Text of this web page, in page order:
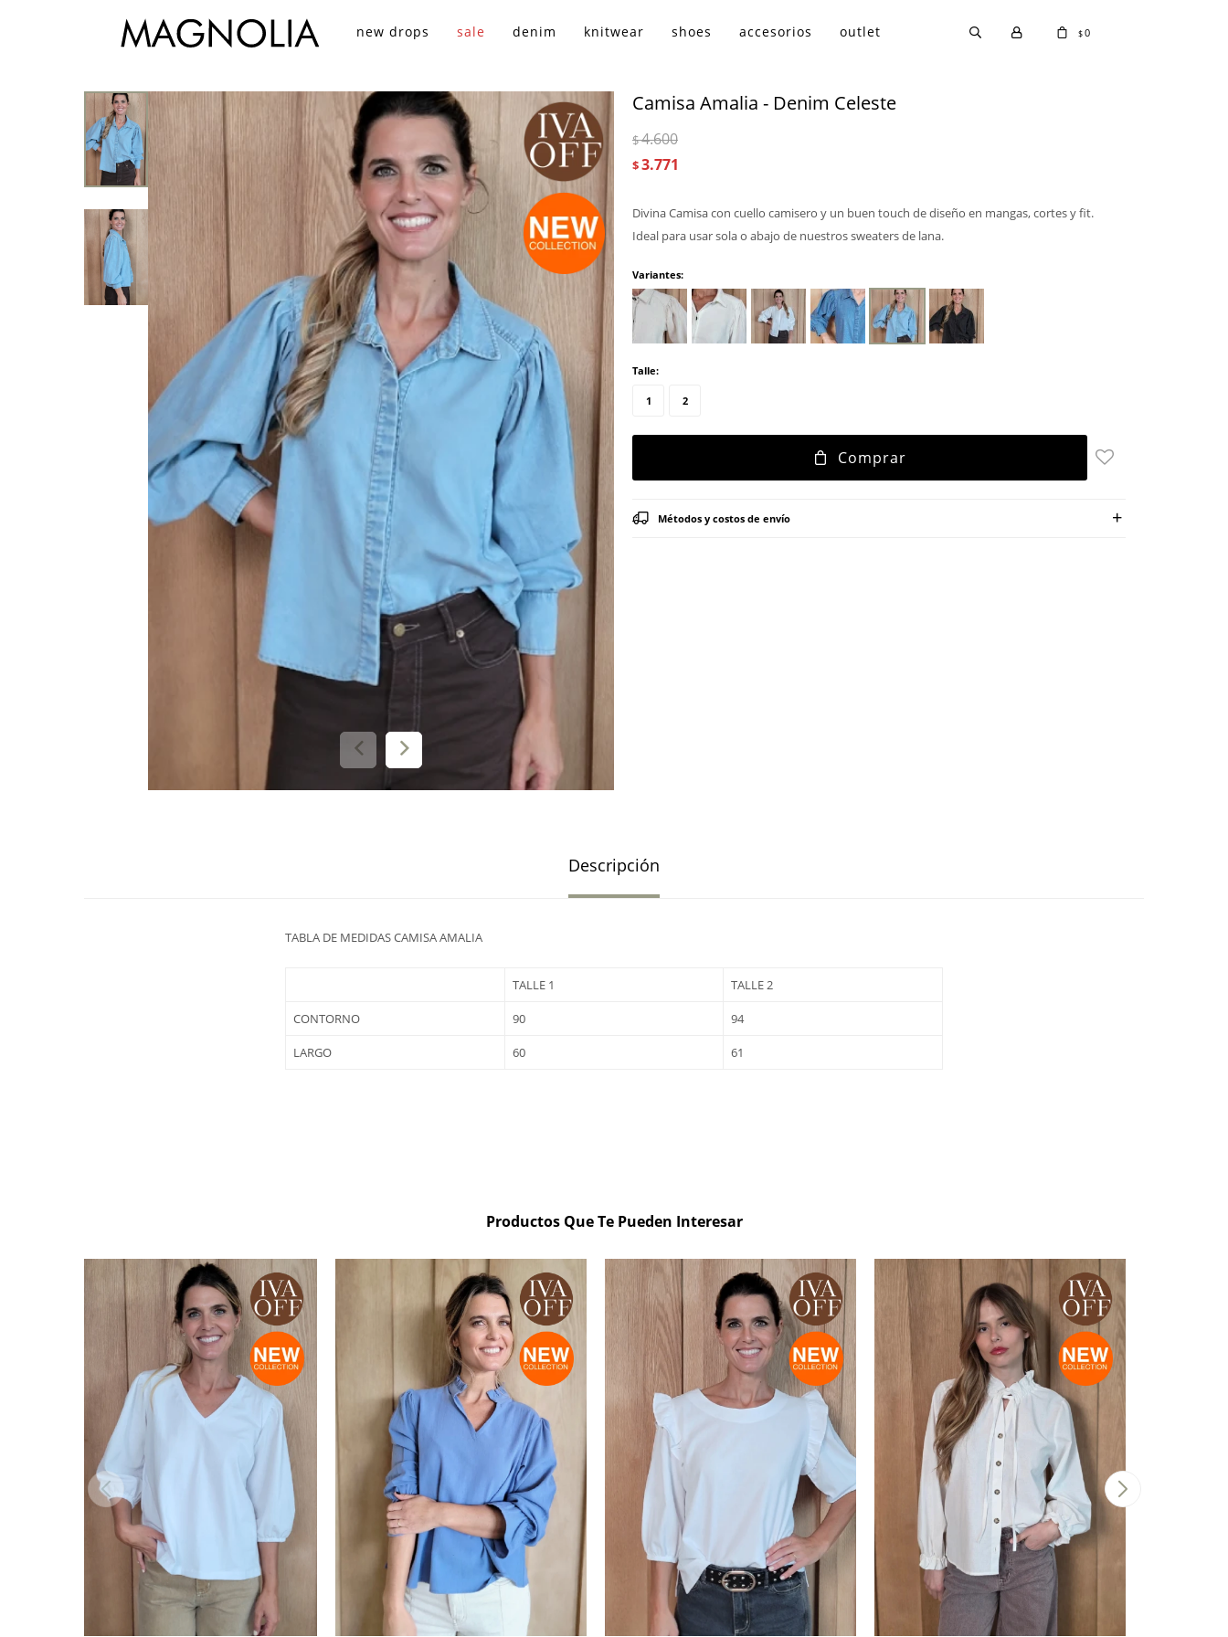
new drops sale denim knitwear shoes accesorios outlet $0
Camisa Amalia - Denim Celeste
$3.771
$4.600
Divina Camisa con cuello camisero y un buen touch de diseño en mangas, cortes y fit.
Ideal para usar sola o abajo de nuestros sweaters de lana.
Variantes:
Talle:
1 2
Comprar
Métodos y costos de envío
Descripción
TABLA DE MEDIDAS CAMISA AMALIA
TALLE 1 TALLE 2
CONTORNO 90 94
LARGO 60 61
Productos Que Te Pueden Interesar